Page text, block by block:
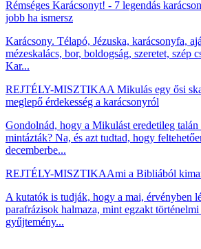
Rémséges Karácsonyt! - 7 legendás
jobb ha ismersz
Karácsony. Télapó, Jézuska, karácsonyfa,
mézeskalács, bor, boldogság, szeretet, szép
Kar...
REJTÉLY-MISZTIKAA Mikulás egy ősi
meglepő érdekesség a karácsonyról
Gondolnád, hogy a Mikulást eredetileg
mintázták? Na, és azt tudtad, hogy
decemberbe...
REJTÉLY-MISZTIKAAmi a Bibliából
A kutatók is tudják, hogy a mai, érvényben
parafrázisok halmaza, mint egzakt
gyűjtemény...